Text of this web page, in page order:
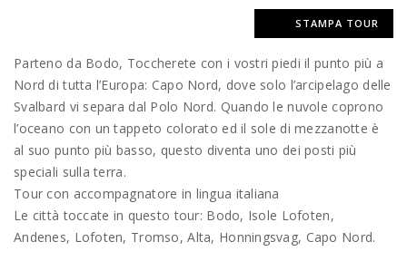
STAMPA TOUR
Parteno da Bodo, Toccherete con i vostri piedi il punto più a
Nord di tutta l’Europa: Capo Nord, dove solo l’arcipelago delle
Svalbard vi separa dal Polo Nord. Quando le nuvole coprono
l’oceano con un tappeto colorato ed il sole di mezzanotte è
al suo punto più basso, questo diventa uno dei posti più
speciali sulla terra.
Tour con accompagnatore in lingua italiana
Le città toccate in questo tour: Bodo, Isole Lofoten,
Andenes, Lofoten, Tromso, Alta, Honningsvag, Capo Nord.